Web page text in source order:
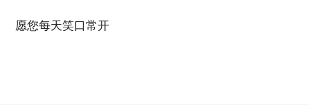
愿您每天笑口常开